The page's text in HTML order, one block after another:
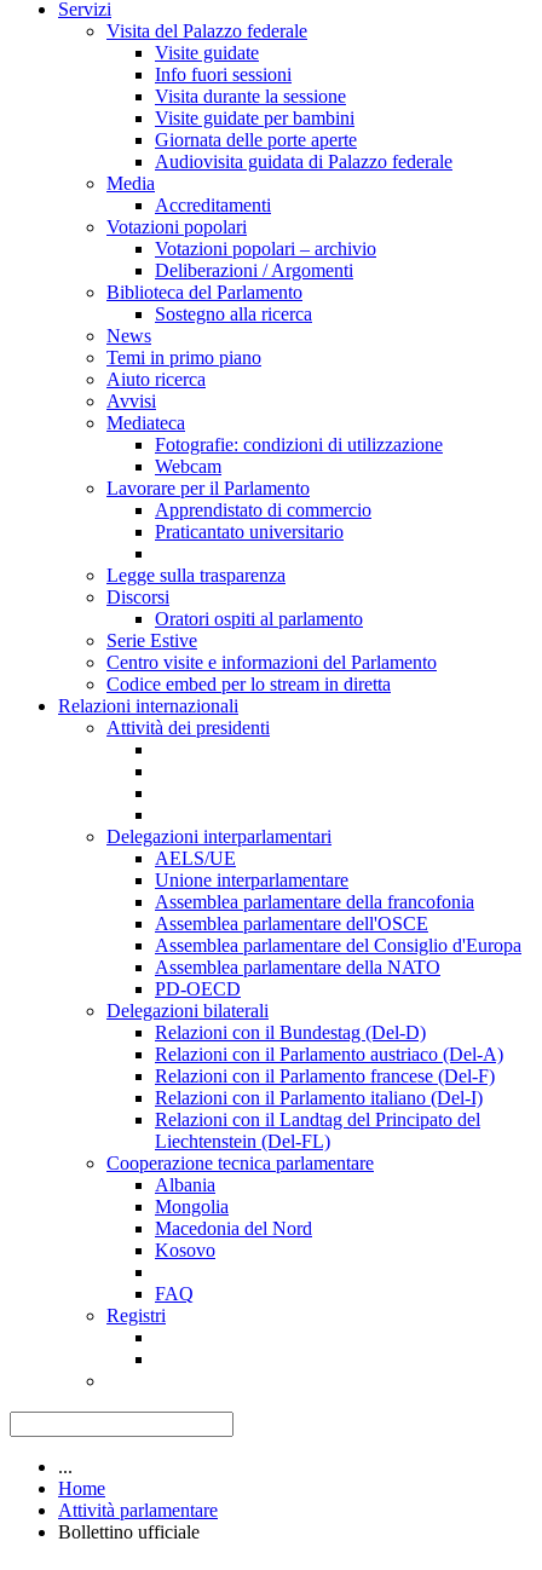
Servizi
Visita del Palazzo federale
Visite guidate
Info fuori sessioni
Visita durante la sessione
Visite guidate per bambini
Giornata delle porte aperte
Audiovisita guidata di Palazzo federale
Media
Accreditamenti
Votazioni popolari
Votazioni popolari – archivio
Deliberazioni / Argomenti
Biblioteca del Parlamento
Sostegno alla ricerca
News
Temi in primo piano
Aiuto ricerca
Avvisi
Mediateca
Fotografie: condizioni di utilizzazione
Webcam
Lavorare per il Parlamento
Apprendistato di commercio
Praticantato universitario
Legge sulla trasparenza
Discorsi
Oratori ospiti al parlamento
Serie Estive
Centro visite e informazioni del Parlamento
Codice embed per lo stream in diretta
Relazioni internazionali
Attività dei presidenti
Delegazioni interparlamentari
AELS/UE
Unione interparlamentare
Assemblea parlamentare della francofonia
Assemblea parlamentare dell'OSCE
Assemblea parlamentare del Consiglio d'Europa
Assemblea parlamentare della NATO
PD-OECD
Delegazioni bilaterali
Relazioni con il Bundestag (Del-D)
Relazioni con il Parlamento austriaco (Del-A)
Relazioni con il Parlamento francese (Del-F)
Relazioni con il Parlamento italiano (Del-I)
Relazioni con il Landtag del Principato del
Liechtenstein (Del-FL)
Cooperazione tecnica parlamentare
Albania
Mongolia
Macedonia del Nord
Kosovo
FAQ
Registri
...
Home
Attività parlamentare
Bollettino ufficiale